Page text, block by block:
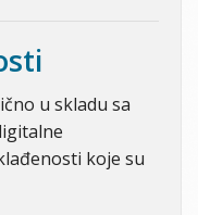
u skladu sa
koje su